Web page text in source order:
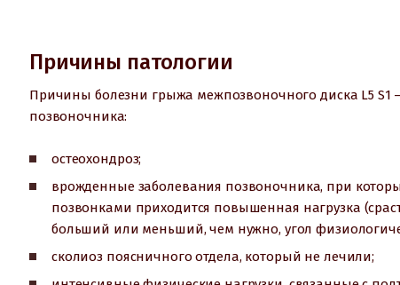
Причины патологии
Причины болезни грыжа межпозвоночного диска L5 S1
позвоночника:
остеохондроз;
врожденные заболевания позвоночника, при
позвонками приходится повышенная нагрузка
больший или меньший, чем нужно, угол
сколиоз поясничного отдела, который не лечили;